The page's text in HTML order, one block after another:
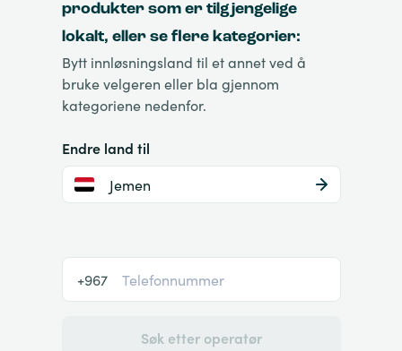
produkter som er tilgjengelige
lokalt, eller se flere kategorier:
Bytt innløsningsland til et annet ved å
bruke velgeren eller bla gjennom
kategoriene nedenfor.
Endre land til
Jemen
+967
Søk etter operatør